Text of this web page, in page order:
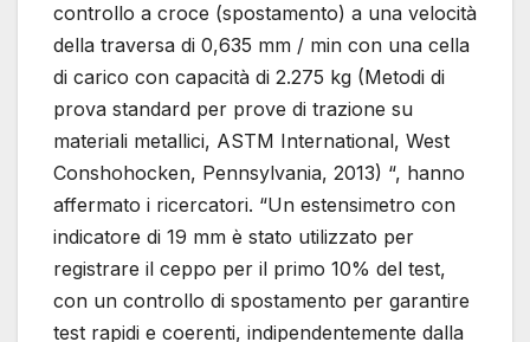
controllo a croce (spostamento) a una velocità
della traversa di 0,635 mm / min con una cella
di carico con capacità di 2.275 kg (Metodi di
prova standard per prove di trazione su
materiali metallici, ASTM International, West
Conshohocken, Pennsylvania, 2013) “, hanno
affermato i ricercatori. “Un estensimetro con
indicatore di 19 mm è stato utilizzato per
registrare il ceppo per il primo 10% del test,
con un controllo di spostamento per garantire
test rapidi e coerenti, indipendentemente dalla